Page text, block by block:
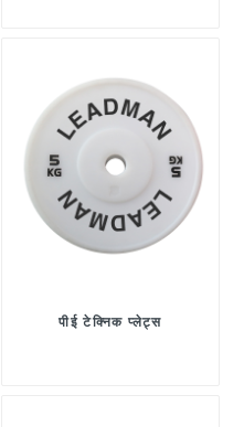
पीई टेक्निक प्लेट्स